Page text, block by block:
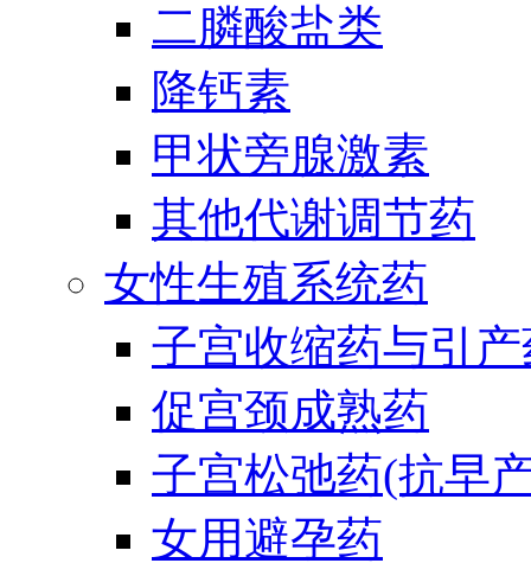
二膦酸盐类
降钙素
甲状旁腺激素
其他代谢调节药
女性生殖系统药
子宫收缩药与引
促宫颈成熟药
子宫松弛药(抗早
女用避孕药